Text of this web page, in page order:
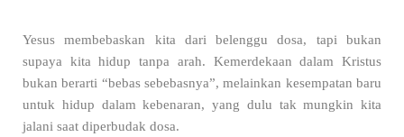
Yesus membebaskan kita dari belenggu dosa, tapi bukan
supaya kita hidup tanpa arah. Kemerdekaan dalam Kristus
bukan berarti “bebas sebebasnya”, melainkan kesempatan baru
untuk hidup dalam kebenaran, yang dulu tak mungkin kita
jalani saat diperbudak dosa.